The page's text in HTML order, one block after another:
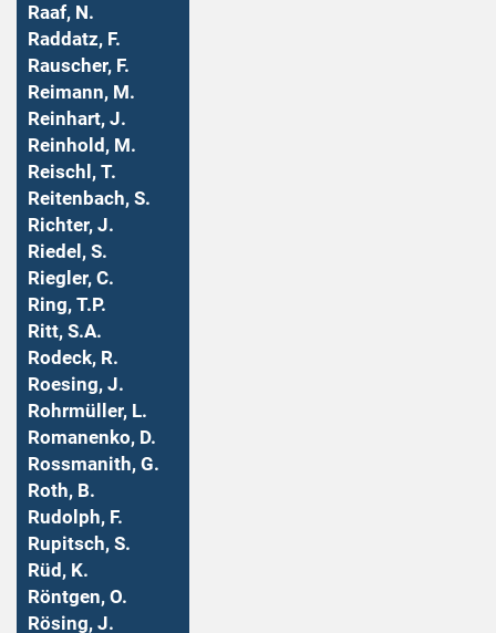
Raaf, N.
Raddatz, F.
Rauscher, F.
Reimann, M.
Reinhart, J.
Reinhold, M.
Reischl, T.
Reitenbach, S.
Richter, J.
Riedel, S.
Riegler, C.
Ring, T.P.
Ritt, S.A.
Rodeck, R.
Roesing, J.
Rohrmüller, L.
Romanenko, D.
Rossmanith, G.
Roth, B.
Rudolph, F.
Rupitsch, S.
Rüd, K.
Röntgen, O.
Rösing, J.